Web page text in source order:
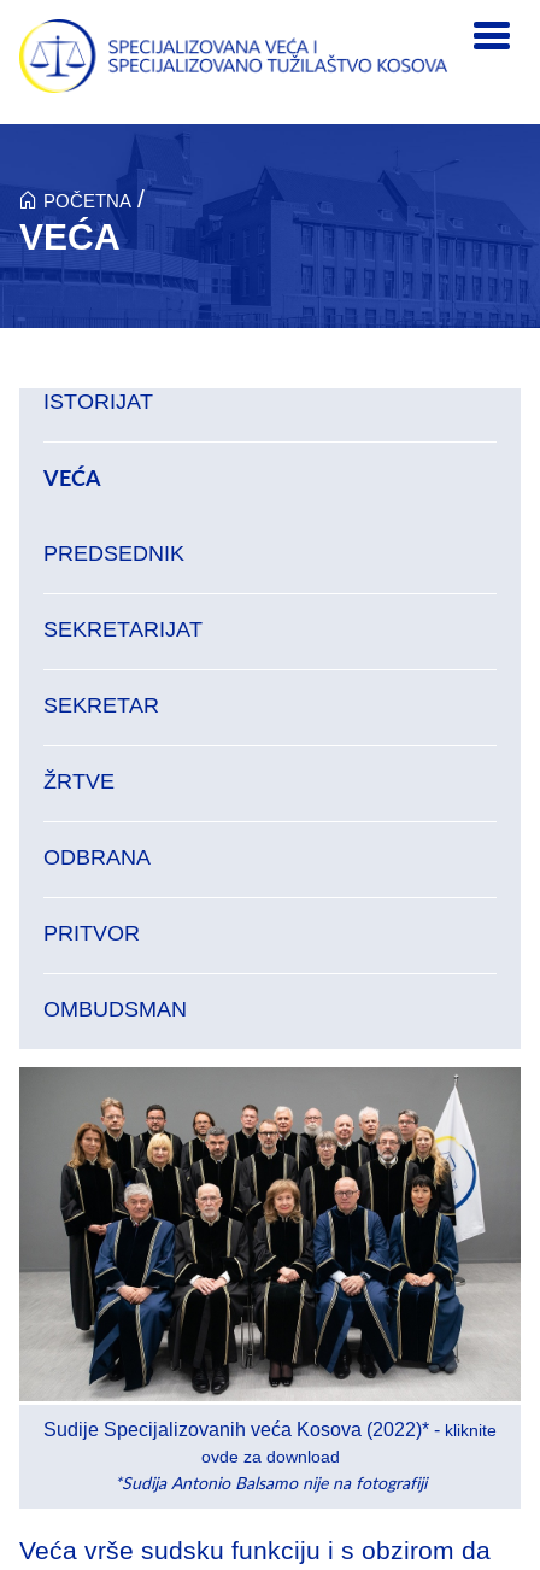
Skip to main content
POČETNA /
VEĆA
Sudije Specijalizovanih veća Kosova (2022)* - kliknite
ovde za download
*Sudija Antonio Balsamo nije na fotografiji
Veća vrše sudsku funkciju i s obzirom da
ISTORIJAT
VEĆA
PREDSEDNIK
SEKRETARIJAT
SEKRETAR
ŽRTVE
ODBRANA
PRITVOR
OMBUDSMAN